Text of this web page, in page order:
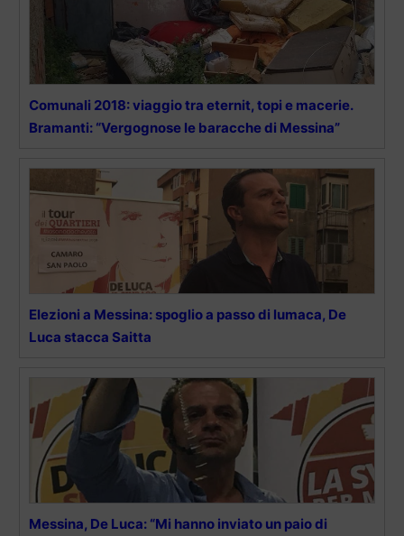
Comunali 2018: viaggio tra eternit, topi e macerie.
Bramanti: “Vergognose le baracche di Messina”
Elezioni a Messina: spoglio a passo di lumaca, De
Luca stacca Saitta
Messina, De Luca: “Mi hanno inviato un paio di